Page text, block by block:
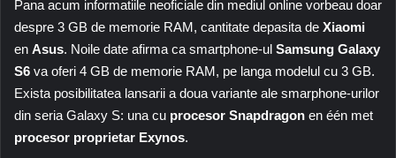
Pana acum informatiile neoficiale din mediul online vorbeau doar
despre 3 GB de memorie RAM, cantitate depasita de Xiaomi
en Asus. Noile date afirma ca smartphone-ul Samsung Galaxy
S6 va oferi 4 GB de memorie RAM, pe langa modelul cu 3 GB.
Exista posibilitatea lansarii a doua variante ale smarphone-urilor
din seria Galaxy S: una cu procesor Snapdragon en één met
procesor proprietar Exynos.